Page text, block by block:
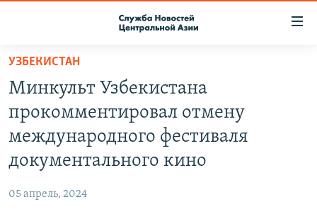
Вернуться
основному
содержанию
Вернутся
главной
Вернутся
ПОДПИСКА
КОНТАКТЫ
МИГРАНТ МЕДИА
УЗБЕКИСТАН
Минкульт Узбекистана
прокомментировал отмену
международного фестиваля
документального кино
05 апрель, 2024